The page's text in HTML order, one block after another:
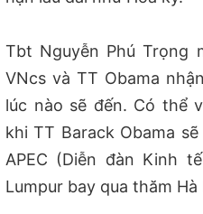
Tbt Nguyễn Phú Trọng
VNcs và TT Obama
lúc nào sẽ đến. Có thể
khi TT Barack Obama
APEC (Diễn đàn Kinh
Lumpur bay qua thăm Hà